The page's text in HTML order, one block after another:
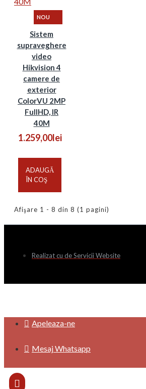
NOU
Sistem
supraveghere
video
Hikvision 4
camere de
exterior
ColorVU 2MP
FullHD, IR
40M
1.259,00lei
ADAUGĂ
ÎN COŞ
Afişare 1 - 8 din 8 (1 pagini)
Realizat cu de Servicii Website
Apeleaza-ne
Mesaj Whatsapp